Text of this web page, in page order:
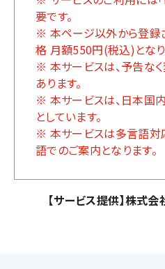
要です。
※ 本ページ以外から登録
格 月額550円(税込)となり
※ 本サービスは、予告な
あります。
※ 本サービスは、日本国
としています。
※ 本サービスは多言語対
語でのご案内となります。
【サービス提供】株式